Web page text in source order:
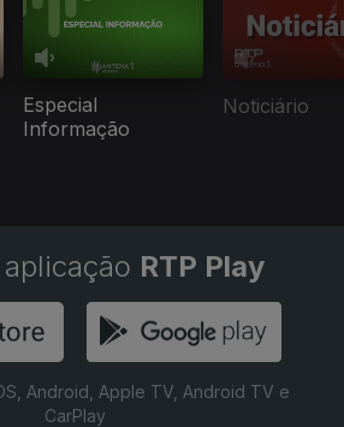
Especial
Informação
Noticiário
RTP Play
Android, Apple TV, Android TV e
CarPlay